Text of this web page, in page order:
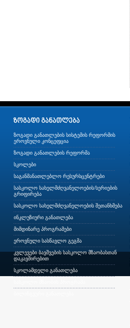
ზოგადი განათლების სისტემის რეფორმის
ეროვნული კონცეფცია
ზოგადი განათლების რეფორმა
სკოლები
საგანმანათლებლო რესურსცენტრები
სასკოლო სახელმძღვანელოების/სერიების
გრიფირება
სასკოლო სახელმძღვანელოების შეთანხმება
ინკლუზიური განათლება
მიმდინარე პროგრამები
ეროვნული სასწავლო გეგმა
კვლევები ბავშვების სასკოლო მზაობასთან
დაკავშირებით
სკოლამდელი განათლება